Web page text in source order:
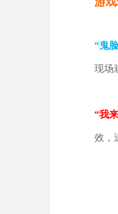
“鬼
现场
“我
效，